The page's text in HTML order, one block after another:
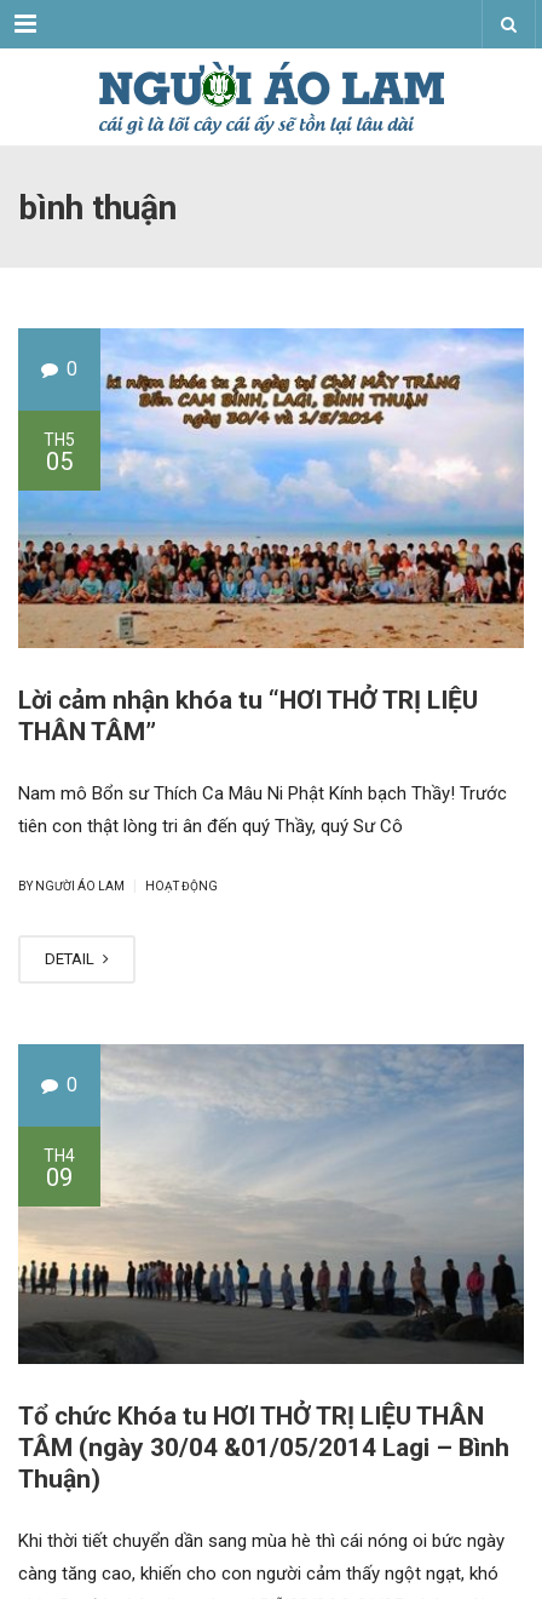
Menu
bình thuận
0
TH5
05
Lời cảm nhận khóa tu “HƠI THỞ TRỊ LIỆU
THÂN TÂM”
Nam mô Bổn sư Thích Ca Mâu Ni Phật Kính bạch Thầy! Trước
tiên con thật lòng tri ân đến quý Thầy, quý Sư Cô
BY NGƯỜI ÁO LAM HOẠT ĐỘNG
DETAIL
0
TH4
09
Tổ chức Khóa tu HƠI THỞ TRỊ LIỆU THÂN
TÂM (ngày 30/04 &01/05/2014 Lagi – Bình
Thuận)
Khi thời tiết chuyển dần sang mùa hè thì cái nóng oi bức ngày
càng tăng cao, khiến cho con người cảm thấy ngột ngạt, khó